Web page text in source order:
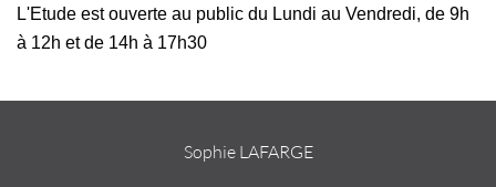
L'Etude est ouverte au public du Lundi au Vendredi, de 9h
à 12h et de 14h à 17h30
Sophie LAFARGE